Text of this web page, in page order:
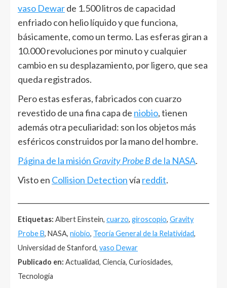
vaso Dewarde 1.500 litros de capacidad
enfriado con helio líquido y que funciona,
básicamente, como un termo. Las esferas giran a
10.000 revoluciones por minuto y cualquier
cambio en su desplazamiento, por ligero, que sea
queda registrados.
Pero estas esferas, fabricados con cuarzo
revestido de una fina capa de niobio, tienen
además otra peculiaridad: son los objetos más
esféricos construidos por la mano del hombre.
Página de la misión Gravity Probe B de la NASA.
Visto en Collision Detectionvía reddit.
Etiquetas: Albert Einstein, cuarzo, giroscopio, Gravity
Probe B, NASA, niobio, Teoría General de la Relatividad,
Universidad de Stanford, vaso Dewar
Publicado en: Actualidad, Ciencia, Curiosidades,
Tecnología